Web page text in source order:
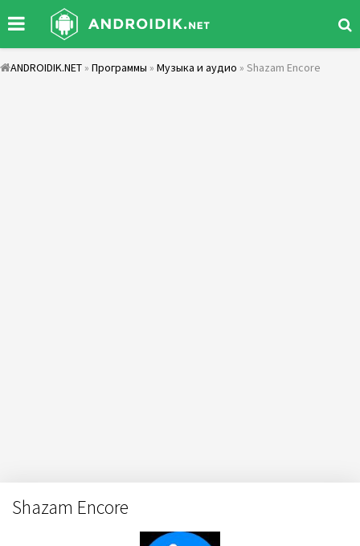
ANDROIDIK.NET » Программы » Музыка и аудио » Shazam Encore
Shazam Encore